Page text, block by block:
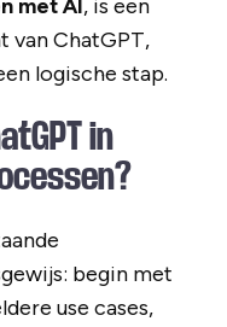
met AI, is een
van ChatGPT,
logische stap.
in
begin met
use cases,